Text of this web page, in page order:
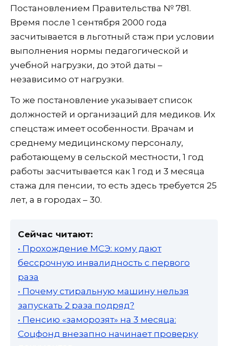
Постановлением Правительства № 781.
Время после 1 сентября 2000 года
засчитывается в льготный стаж при условии
выполнения нормы педагогической и
учебной нагрузки, до этой даты –
независимо от нагрузки.
То же постановление указывает список
должностей и организаций для медиков. Их
спецстаж имеет особенности. Врачам и
среднему медицинскому персоналу,
работающему в сельской местности, 1 год
работы засчитывается как 1 год и 3 месяца
стажа для пенсии, то есть здесь требуется 25
лет, а в городах – 30.
Сейчас читают:
• Прохождение МСЭ: кому дают
бессрочную инвалидность с первого
раза
• Почему стиральную машину нельзя
запускать 2 раза подряд?
• Пенсию «заморозят» на 3 месяца:
Соцфонд внезапно начинает проверку